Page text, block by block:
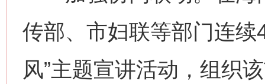
传部、市妇联等部门连续
风”主题宣讲活动，组织